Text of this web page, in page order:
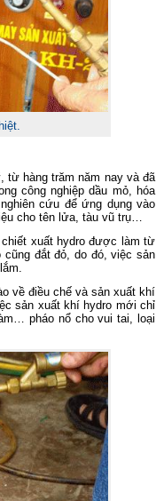
hàng trăm năm nay và đã
công nghiệp dầu mỏ, hóa
cứu để ứng dụng vào
cho tên lửa, tàu vũ trụ…
xuất hydro được làm từ
đắt đỏ, do đó, việc sản
về điều chế và sản xuất khí
sản xuất khí hydro mới chỉ
pháo nổ cho vui tai, loại